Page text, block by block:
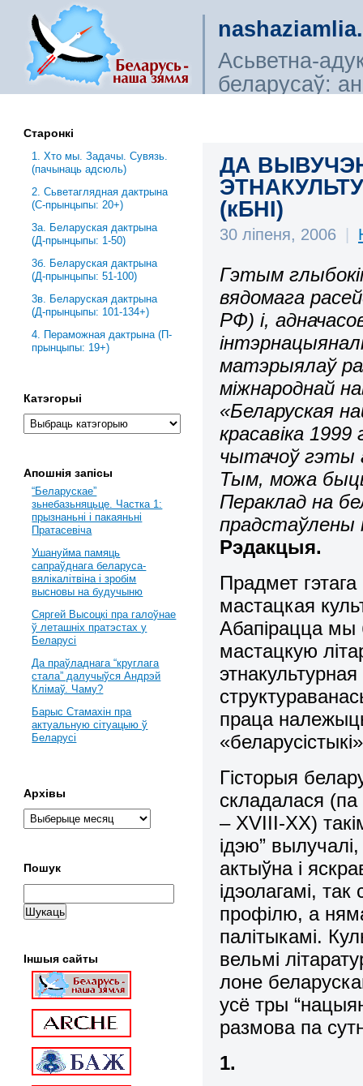
Асьветна-
беларусаў:
ДА
(кБНІ)
30 ліпеня, 2006 |
Гэтым
вядомага
РФ) і,
матэрыялаў
міжнароднай
«Беларуская
красавіка
чытачоў гэты
Тым, можа
Пераклад на
прадстаўлены
Рэдакцыя.
Прадмет
мастацкая
Абапірацца мы
мастацкую
праца
Гісторыя
складалася
– XVIII-XX)
ідэю”
актыўна і
ідэолагамі,
профілю, а
палітыкамі.
вельмі
лоне
усё тры
размова па
1.
Старонкі
1. Хто мы. Задачы. Сувязь.
(пачынаць адсюль)
2. Сьветаглядная дактрына
(С-прынцыпы: 20+)
3a. Беларуская дактрына
(Д-прынцыпы: 1-50)
3б. Беларуская дактрына
(Д-прынцыпы: 51-100)
3в. Беларуская дактрына
(Д-прынцыпы: 101-134+)
4. Пераможная дактрына (П-
прынцыпы: 19+)
Катэгорыі
Апошнія запісы
“Беларускае”
зьнебазьняцьце. Частка 1:
прызнаньні і пакаяньні
Пратасевіча
Ушануйма памяць
сапраўднага беларуса-
вялікалітвіна і зробім
высновы на будучыню
Сяргей Высоцкі пра галоўнае
ў леташніх пратэстах у
Беларусі
Да праўладнага “круглага
стала” далучыўся Андрэй
Клімаў. Чаму?
Барыс Стамахін пра
актуальную сітуацыю ў
Беларусі
Архівы
Пошук
Іншыя сайты